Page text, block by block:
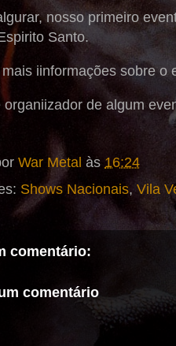
nosso primeiro
Santo.
iinformações sobre o
organiizador de algum
War Metal às 16:24
Shows Nacionais, Vila
comentário:
comentário